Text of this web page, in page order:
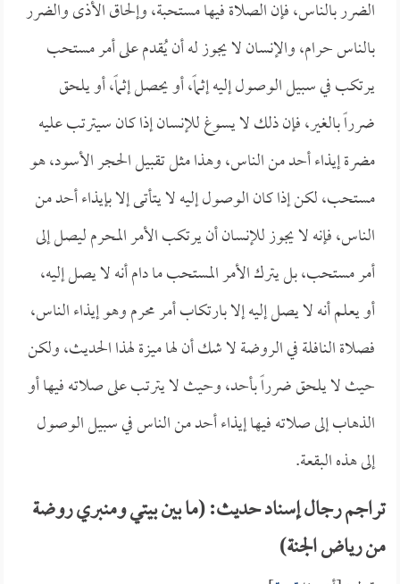
الضرر بالناس، فإن الصلاة فيها مستحبة، وإلحاق الأذى والضرر
بالناس حرام، والإنسان لا يجوز له أن يُقدم على أمر مستحب
يرتكب في سبيل الوصول إليه إثماً، أو يحصل إثماً، أو يلحق
ضرراً بالغير، فإن ذلك لا يسوغ للإنسان إذا كان سيترتب عليه
مضرة إيذاء أحد من الناس، وهذا مثل تقبيل الحجر الأسود، هو
مستحب، لكن إذا كان الوصول إليه لا يتأتى إلا بإيذاء أحد من
الناس، فإنه لا يجوز للإنسان أن يرتكب الأمر المحرم ليصل إلى
أمر مستحب، بل يترك الأمر المستحب ما دام أنه لا يصل إليه،
أو يعلم أنه لا يصل إليه إلا بارتكاب أمر محرم وهو إيذاء الناس،
فصلاة النافلة في الروضة لا شك أن لها ميزة لهذا الحديث، ولكن
حيث لا يلحق ضرراً بأحد، وحيث لا يترتب على صلاته فيها أو
الذهاب إلى صلاته فيها إيذاء أحد من الناس في سبيل الوصول
إلى هذه البقعة.
تراجم رجال إسناد حديث: (ما بين بيتي ومنبري روضة
من رياض الجنة)